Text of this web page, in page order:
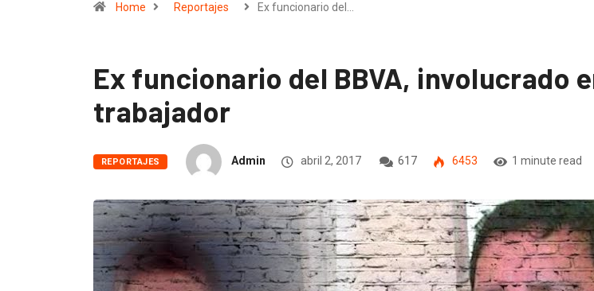
Home Reportajes Ex funcionario del…
Ex funcionario del BBVA, involucrado
trabajador
REPORTAJES Admin abril 2, 2017 617 6453 1 minute read